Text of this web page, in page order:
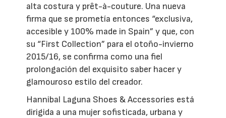
alta costura y prêt-à-couture. Una nueva
firma que se prometía entonces “exclusiva,
accesible y 100% made in Spain” y que, con
su “First Collection” para el otoño-invierno
2015/16, se confirma como una fiel
prolongación del exquisito saber hacer y
glamouroso estilo del creador.
Hannibal Laguna Shoes & Accessories está
dirigida a una mujer sofisticada, urbana y